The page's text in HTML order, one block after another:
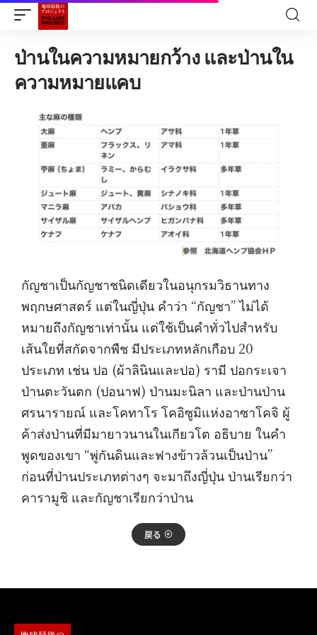
ป่านในความหมายกว้าง และป่านใน
ความหมายแคบ
กัญชาเป็นกัญชาชนิดเดียวในอนุกรมวิธานทาง
พฤกษศาสตร์ แต่ในญี่ปุ่น คำว่า “กัญชา” ไม่ได้
หมายถึงกัญชาเท่านั้น แต่ใช้เป็นคำทั่วไปสำหรับ
เส้นใยที่สกัดจากพืช มีประเภทหลักเกือบ 20
ประเภท เช่น ปอ (ผ้าลินินและปอ) รามี ปอกระเจา
ป่านตะวันตก (ปอนาฟ) ป่านมะนิลา และป่านป่าน
ศรนารายณ์ และโคทาโร โคอิซูมิแห่งอาซาโคจิ ผู้
ค้าส่งป่านที่มีมายาวนานในเกียวโต อธิบาย ในคำ
พูดของเขา “พู่กันดินและฟางข้าวล้วนเป็นป่าน”
ก่อนที่ป่านประเภทต่างๆ จะมาถึงญี่ปุ่น ป่านเรียกว่า
คารามูชิ และกัญชาเรียกว่าป่าน
戻る